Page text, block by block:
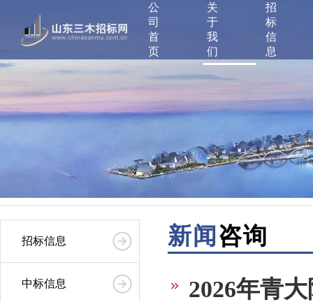
公
司
首
页
关
于
我
们
招
标
信
息
招标信息
中标信息
新闻 咨询
2026年青